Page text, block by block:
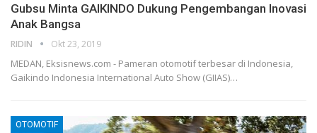
Gubsu Minta GAIKINDO Dukung Pengembangan Inovasi
Anak Bangsa
RIDIN Okt 23, 2019
MEDAN, Eksisnews.com - Pameran otomotif terbesar di Indonesia,
Gaikindo Indonesia International Auto Show (GIIAS)…
OTOMOTIF